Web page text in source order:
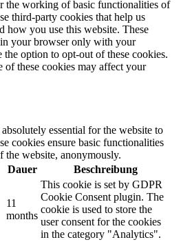
the working of basic functionalities of
third-party cookies that help us
how you use this website. These
your browser only with your
the option to opt-out of these cookies.
of these cookies may affect your
essential for the website to
cookies ensure basic functionalities
the website, anonymously.
Dauer Beschreibung
11
months
This cookie is set by GDPR
Cookie Consent plugin. The
cookie is used to store the
user consent for the cookies
in the category "Analytics".